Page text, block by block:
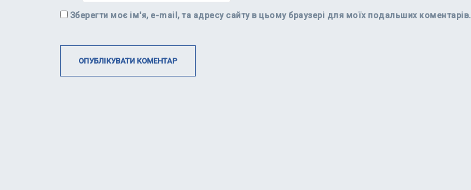
Зберегти моє ім'я, e-mail, та адресу сайту в цьому браузері для моїх подальших коментарів.